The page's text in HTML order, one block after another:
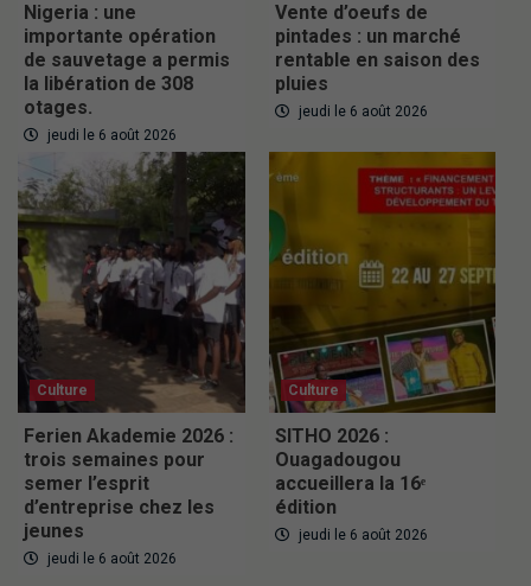
Nigeria : une
importante opération
de sauvetage a permis
la libération de 308
otages.
jeudi le 6 août 2026
Vente d’oeufs de
pintades : un marché
rentable en saison des
pluies
jeudi le 6 août 2026
Culture
Ferien Akademie 2026 :
trois semaines pour
semer l’esprit
d’entreprise chez les
jeunes
jeudi le 6 août 2026
Culture
SITHO 2026 :
Ouagadougou
accueillera la 16ᵉ
édition
jeudi le 6 août 2026